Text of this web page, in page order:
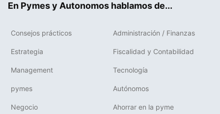
En Pymes y Autonomos hablamos de...
Consejos prácticos Administración / Finanzas
Estrategia Fiscalidad y Contabilidad
Management Tecnología
pymes Autónomos
Negocio Ahorrar en la pyme